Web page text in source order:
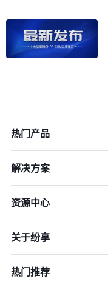
热门产品
解决方案
资源中心
关于纷享
热门推荐